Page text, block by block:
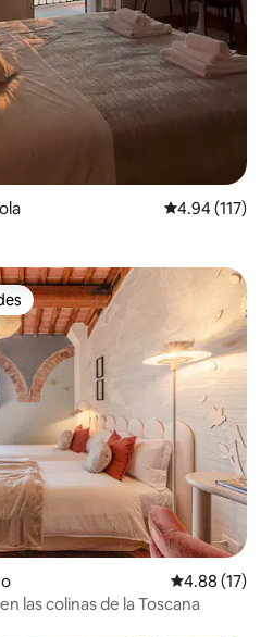
Calificación
4.94 (117)
entre huéspedes
Calificación
4.88 (17)
las colinas de la Toscana